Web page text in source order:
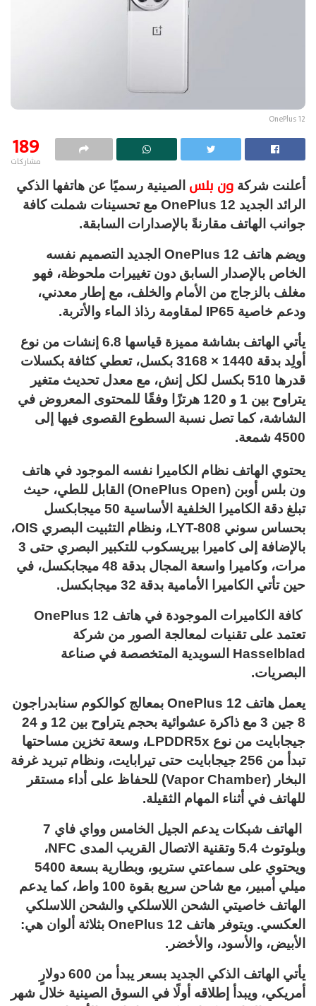
OnePlus 12
189
مشاركات
أعلنت شركة ون بلس الصينية رسميًا عن هاتفها الذكي
الرائد الجديد OnePlus 12 مع تحسينات شملت كافة
جوانب الهاتف مقارنةً بالإصدارات السابقة.
ويضم هاتف OnePlus 12 الجديد التصميم نفسه
الخاص بالإصدار السابق دون تغييرات ملحوظة، فهو
مغلف بالزجاج من الأمام والخلف، مع إطار معدني،
ودعم خاصية IP65 لمقاومة رذاذ الماء والأتربة.
يأتي الهاتف بشاشة مميزة قياسها 6.8 إنشات من نوع
أولِد بدقة 1440 × 3168 بكسل، تعطي كثافة بكسلات
قدرها 510 بكسل لكل إنش، مع معدل تحديث متغير
يتراوح بين 1 و 120 هرتزًا وفقًا للمحتوى المعروض في
الشاشة، كما تصل نسبة السطوع القصوى فيها إلى
4500 شمعة.
يحتوي الهاتف نظام الكاميرا نفسه الموجود في هاتف
ون بلس أوبن (OnePlus Open) القابل للطي، حيث
تبلغ دقة الكاميرا الخلفية الأساسية 50 ميجابكسل
بحساس سوني LYT-808، ونظام التثبيت البصري OIS،
بالإضافة إلى كاميرا بيريسكوب للتكبير البصري حتى 3
مرات، وكاميرا واسعة المجال بدقة 48 ميجابكسل، في
حين تأتي الكاميرا الأمامية بدقة 32 ميجابكسل.
كافة الكاميرات الموجودة في هاتف OnePlus 12
تعتمد على تقنيات لمعالجة الصور من شركة
Hasselblad السويدية المتخصصة في صناعة
البصريات.
يعمل هاتف OnePlus 12 بمعالج كوالكوم سنابدراجون
8 جين 3 مع ذاكرة عشوائية بحجم يتراوح بين 12 و 24
جيجابايت من نوع LPDDR5x، وسعة تخزين مساحتها
تبدأ من 256 جيجابايت حتى تيرابايت، ونظام تبريد غرفة
البخار (Vapor Chamber) للحفاظ على أداء مستقر
للهاتف في أثناء المهام الثقيلة.
الهاتف شبكات يدعم الجيل الخامس وواي فاي 7
وبلوتوث 5.4 وتقنية الاتصال القريب المدى NFC،
ويحتوي على سماعتي ستريو، وبطارية بسعة 5400
ميلي أمبير، مع شاحن سريع بقوة 100 واط، كما يدعم
الهاتف خاصيتي الشحن اللاسلكي والشحن اللاسلكي
العكسي. ويتوفر هاتف OnePlus 12 بثلاثة ألوان هي:
الأبيض، والأسود، والأخضر.
يأتي الهاتف الذكي الجديد بسعر يبدأ من 600 دولارٍ
أمريكي، ويبدأ إطلاقه أولًا في السوق الصينية خلال شهر